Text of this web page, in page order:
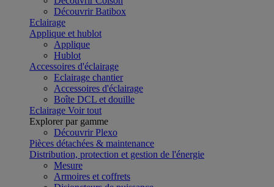
Découvrir Batibox
Eclairage
Applique et hublot
Applique
Hublot
Accessoires d'éclairage
Eclairage chantier
Accessoires d'éclairage
Boîte DCL et douille
Eclairage Voir tout
Explorer par gamme
Découvrir Plexo
Pièces détachées & maintenance
Distribution, protection et gestion de l'énergie
Mesure
Armoires et coffrets